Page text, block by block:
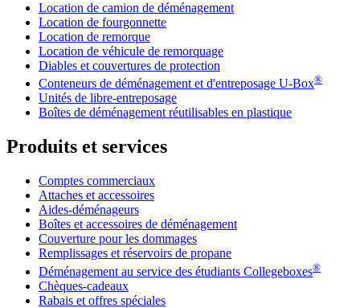
Location de camion de déménagement
Location de fourgonnette
Location de remorque
Location de véhicule de remorquage
Diables et couvertures de protection
Conteneurs de déménagement et d'entreposage U-Box®
Unités de libre-entreposage
Boîtes de déménagement réutilisables en plastique
Produits et services
Comptes commerciaux
Attaches et accessoires
Aides-déménageurs
Boîtes et accessoires de déménagement
Couverture pour les dommages
Remplissages et réservoirs de propane
Déménagement au service des étudiants Collegeboxes®
Chèques-cadeaux
Rabais et offres spéciales